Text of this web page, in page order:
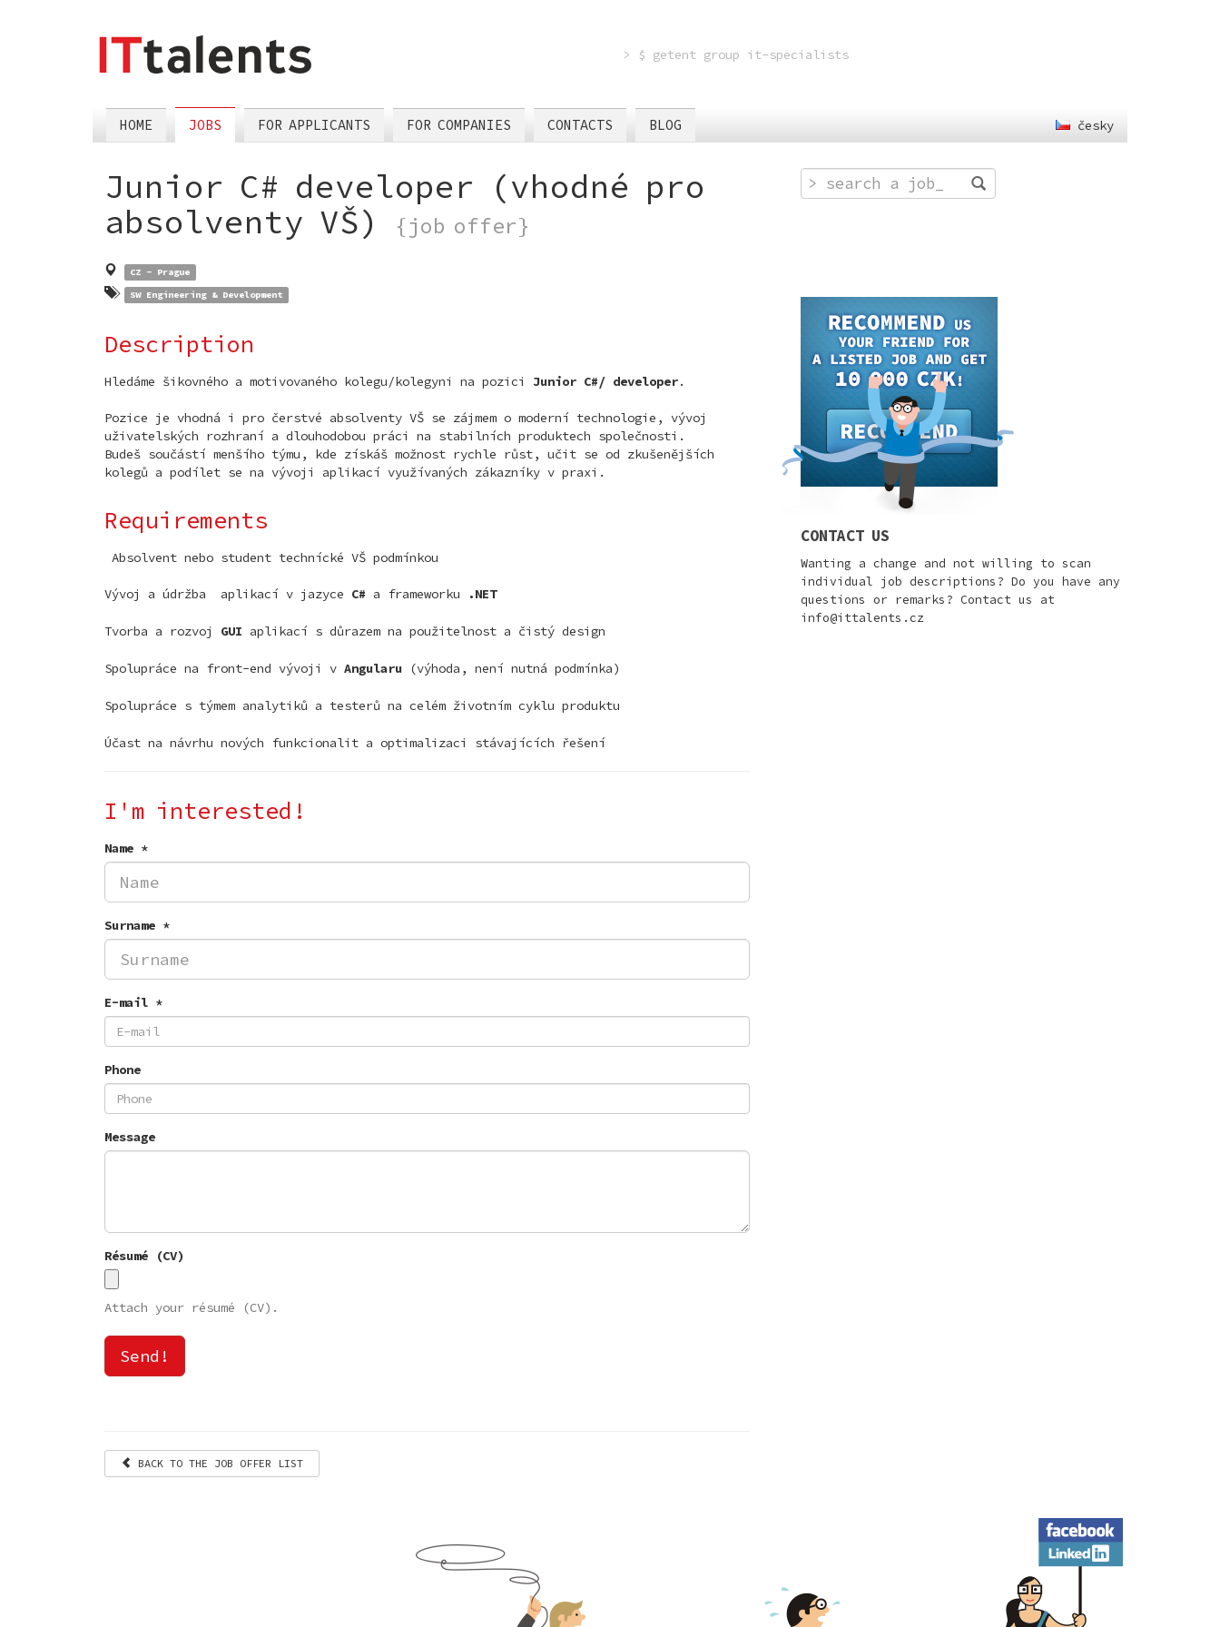
> $ getent group it-specialists
HOME JOBS FOR APPLICANTS FOR COMPANIES CONTACTS BLOG česky
Junior C# developer (vhodné pro
absolventy VŠ)
{job offer}
CZ - Prague
SW Engineering & Development
Description
Hledáme šikovného a motivovaného kolegu/kolegyni na pozici Junior C#/ developer.
Pozice je vhodná i pro čerstvé absolventy VŠ se zájmem o moderní technologie, vývoj
uživatelských rozhraní a dlouhodobou práci na stabilních produktech společnosti.
Budeš součástí menšího týmu, kde získáš možnost rychle růst, učit se od zkušenějších
kolegů a podílet se na vývoji aplikací využívaných zákazníky v praxi.
Requirements
Absolvent nebo student technícké VŠ podmínkou
​​​​​​​Vývoj a údržba aplikací v jazyce C# a frameworku .NET
Tvorba a rozvoj GUI aplikací s důrazem na použitelnost a čistý design
Spolupráce na front-end vývoji v Angularu (výhoda, není nutná podmínka)
Spolupráce s týmem analytiků a testerů na celém životním cyklu produktu
Účast na návrhu nových funkcionalit a optimalizaci stávajících řešení
I'm interested!
Name *
Surname *
E-mail *
Phone
Message
Résumé (CV)
Attach your résumé (CV).
Send!
BACK TO THE JOB OFFER LIST
CONTACT US
Wanting a change and not willing to scan
individual job descriptions? Do you have any
questions or remarks? Contact us at
info@ittalents.cz
Facebook
LinkedIn